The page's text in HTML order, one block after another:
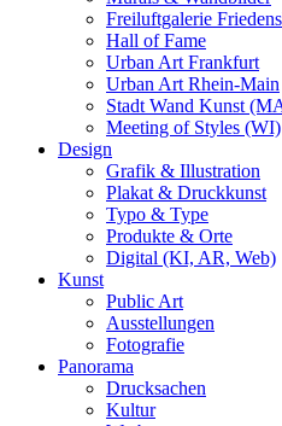
Freiluftgalerie
Hall of Fame
Urban Art Frankfurt
Urban Art Rhein-Main
Stadt Wand Kunst
Meeting of Styles (WI)
Design
Grafik & Illustration
Plakat & Druckkunst
Typo & Type
Produkte & Orte
Digital (KI, AR, Web)
Kunst
Public Art
Ausstellungen
Fotografie
Panorama
Drucksachen
Kultur